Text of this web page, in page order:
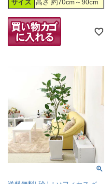
サイズ 高さ 約70cm～90cm